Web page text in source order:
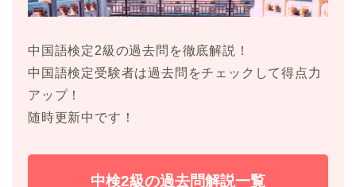
中国語検定2級の過去問を徹底解説！
中国語検定受験者は過去問をチェックして得点力
アップ！
随時更新中です！
中検2級の過去問解説一覧